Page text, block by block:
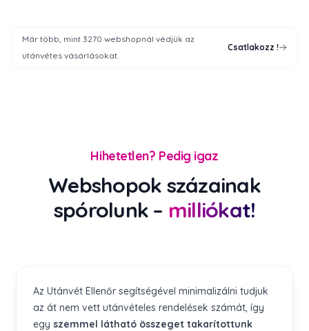
Már több, mint 3270 webshopnál védjük az
utánvétes vásárlásokat.
Csatlakozz !
Hihetetlen? Pedig igaz
Webshopok százainak
spórolunk – milliókat!
Az Utánvét Ellenőr segítségével minimalizálni tudjuk
az át nem vett utánvételes rendelések számát, így
egy szemmel látható összeget takarítottunk